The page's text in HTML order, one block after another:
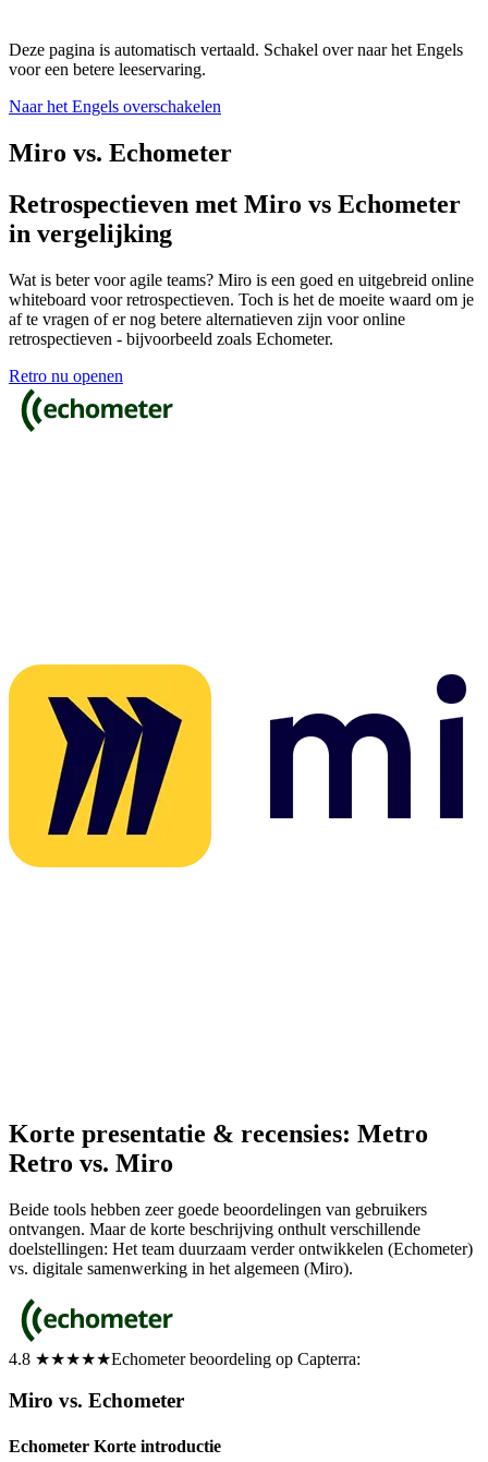
Deze pagina is automatisch vertaald. Schakel over naar het Engels
voor een betere leeservaring.
Naar het Engels overschakelen
Miro vs. Echometer
Retrospectieven met Miro vs Echometer
in vergelijking
Wat is beter voor agile teams? Miro is een goed en uitgebreid online
whiteboard voor retrospectieven. Toch is het de moeite waard om je
af te vragen of er nog betere alternatieven zijn voor online
retrospectieven - bijvoorbeeld zoals Echometer.
Retro nu openen
Korte presentatie & recensies: Metro
Retro vs. Miro
Beide tools hebben zeer goede beoordelingen van gebruikers
ontvangen. Maar de korte beschrijving onthult verschillende
doelstellingen: Het team duurzaam verder ontwikkelen (Echometer)
vs. digitale samenwerking in het algemeen (Miro).
4.8 ★★★★★Echometer beoordeling op Capterra:
Miro vs. Echometer
Echometer Korte introductie